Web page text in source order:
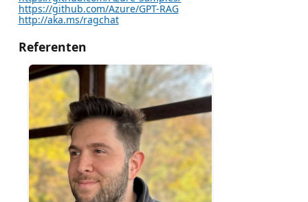
https://github.com/Azure/GPT-RAG
http://aka.ms/ragchat
Referenten